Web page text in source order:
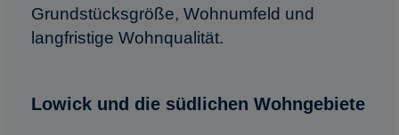
Grundstücksgröße, Wohnumfeld und
langfristige Wohnqualität.
Lowick und die südlichen Wohngebiete